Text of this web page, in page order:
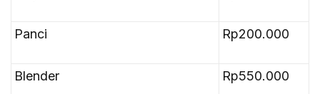
Panci Rp200.000
Blender Rp550.000